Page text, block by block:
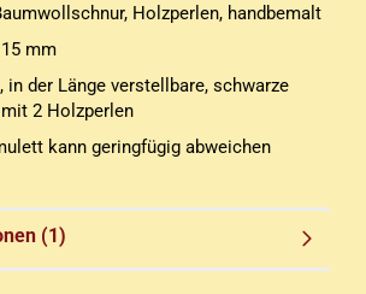
Holzperlen, handbemalt
mm
in der Länge verstellbare, schwarze
2 Holzperlen
kann geringfügig abweichen
(1)